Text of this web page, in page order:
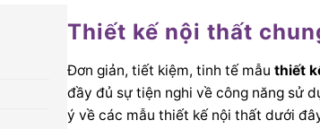
Thiết kế nội thất
Đơn giản, tiết kiệm, tinh tế mẫu thiết
đầy đủ sự tiện nghi về công năng sử
ý về các mẫu thiết kế nội thất dưới